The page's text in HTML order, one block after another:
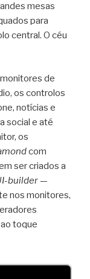
mesas
para
central. O céu
de
os controlos
notícias e
social e até
os
com
ser criados a
builder—
nos monitores,
toque